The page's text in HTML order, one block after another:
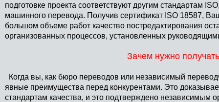
подготовке проекта соответствуют другим стандартам
машинного перевода. Получив сертификат ISO 18587,
большом объеме работ качество постредактирования
организованных процессов, установленных
Зачем нужно
Когда вы, как бюро переводов или независимый
явные преимущества перед конкурентами. Это
стандартам качества, и это подтверждено независимым